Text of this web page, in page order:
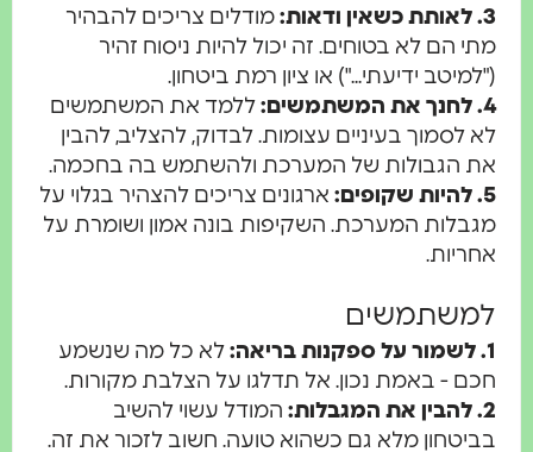
מודלים צריכים להבהיר
מתי הם לא בטוחים. זה יכול להיות ניסוח זהיר
("למיטב ידיעתי...") או ציון רמת ביטחון.
ללמד את המשתמשים
לא לסמוך בעיניים עצומות. לבדוק, להצליב, להבין
את הגבולות של המערכת ולהשתמש בה בחכמה.
ארגונים צריכים להצהיר בגלוי על
מגבלות המערכת. השקיפות בונה אמון ושומרת על
אחריות.
למשתמשים
לא כל מה שנשמע
חכם - באמת נכון. אל תדלגו על הצלבת מקורות.
המודל עשוי להשיב
בביטחון מלא גם כשהוא טועה. חשוב לזכור את זה.